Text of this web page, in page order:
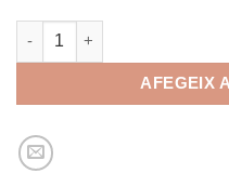
quantitat de LABORATORI
AFEGEIX